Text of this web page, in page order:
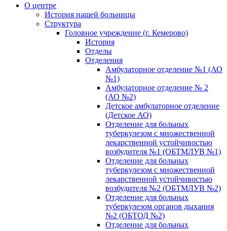
О центре
История нашей больницы
Структура
Головное учреждение (г. Кемерово)
История
Отделы
Отделения
Амбулаторное отделение №1 (АО
№1)
Амбулаторное отделение № 2
(АО №2)
Детское амбулаторное отделение
(Детское АО)
Отделение для больных
туберкулезом с множественной
лекарственной устойчивостью
возбудителя №1 (ОБТМЛУВ №1)
Отделение для больных
туберкулезом с множественной
лекарственной устойчивостью
возбудителя №2 (ОБТМЛУВ №2)
Отделение для больных
туберкулезом органов дыхания
№2 (ОБТОД №2)
Отделение для больных